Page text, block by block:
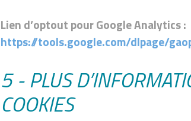
Lien d’optout pour Google Analytics :
https://tools.google.com/dlpage/
5 - PLUS
COOKIES